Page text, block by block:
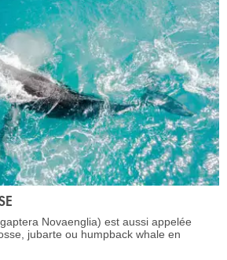
Novaenglia) est aussi appelée
jubarte ou humpback whale en